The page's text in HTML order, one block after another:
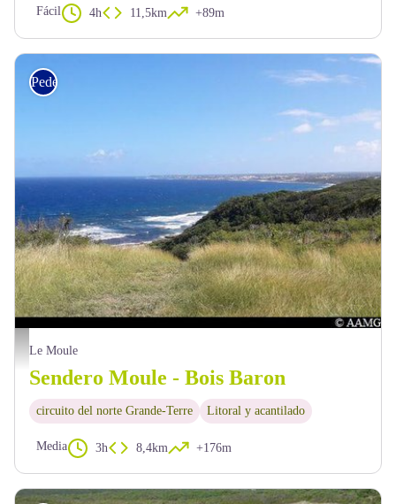
Fácil 4h 11,5km +89m
AAMG
Pedestre
Le Moule
Sendero Moule - Bois Baron
circuito del norte Grande-Terre Litoral y acantilado
Media 3h 8,4km +176m